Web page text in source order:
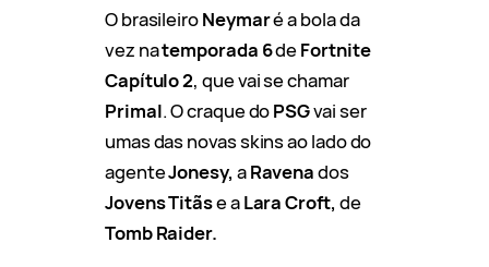
O brasileiroNeymaré a bola da
vez natemporada 6deFortnite
Capítulo 2, que vai se chamar
Primal. O craque doPSGvai ser
umas das novas skins ao lado do
agenteJonesy, aRavenados
Jovens Titãse aLara Croft, de
Tomb Raider.